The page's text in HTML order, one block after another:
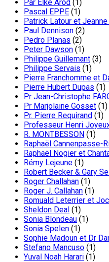
Par Elke Arod (1)
Pascal EPPE (1)
Patrick Latour et
Paul Dennison (2)
Pedro Planas (2)
Peter Dawson (1)
Philippe Guillemant (3)
Philippe Servais (1)
Pierre Franchomme et
Pierre Hubert Dupas (1)
Pr Jean-Christophe
Pr Marjolaine Gosset (1)
Pr. Pierre Requirand (1)
Professeur Henri
R. MONTBESSON (1)
Raphaël Cannenpasse-
Raphaël Nogier et
Rémy Lejeune (1)
Robert Becker & Gary
Roger Challahan (1)
Roger J. Callahan (1)
Romuald Leterrier et
Sheldon Deal (1)
Sonia Blondeau (1)
Sonia Spelen (1)
Sophie Madoun et Dr
Stefano Mancuso (1)
Yuval Noah Harari (1)